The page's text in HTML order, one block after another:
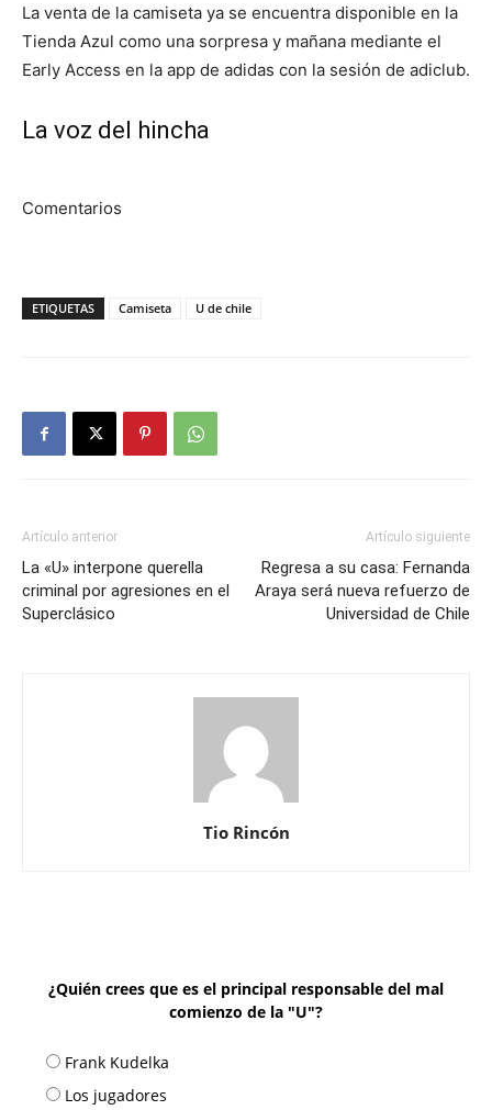
La venta de la camiseta ya se encuentra disponible en la
Tienda Azul como una sorpresa y mañana mediante el
Early Access en la app de adidas con la sesión de adiclub.
La voz del hincha
Comentarios
ETIQUETAS Camiseta U de chile
Artículo anterior
La «U» interpone querella
criminal por agresiones en el
Superclásico
Artículo siguiente
Regresa a su casa: Fernanda
Araya será nueva refuerzo de
Universidad de Chile
Tio Rincón
¿Quién crees que es el principal responsable del mal
comienzo de la "U"?
Frank Kudelka
Los jugadores